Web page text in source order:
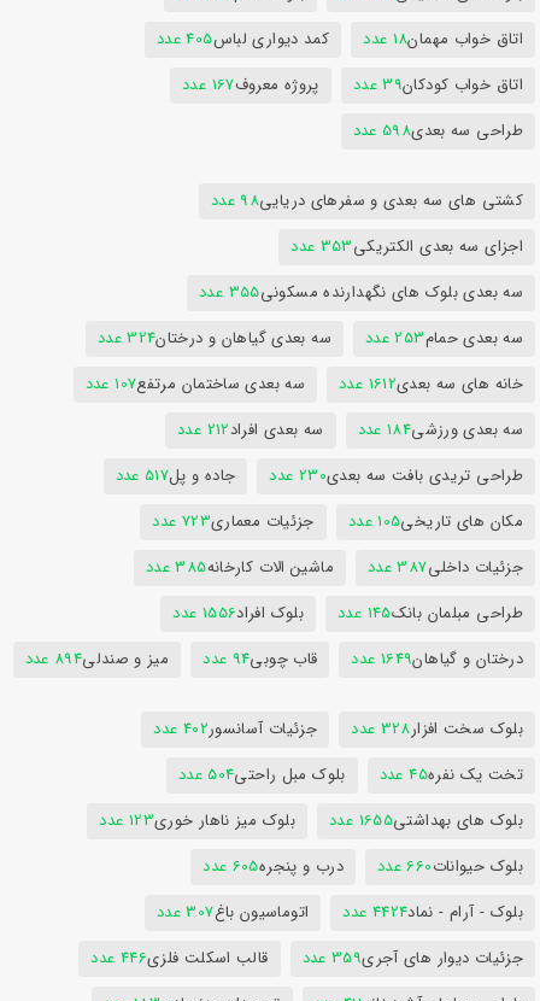
اتاق خواب مهمان18 عدد کمد دیواری لباس405 عدد
اتاق خواب کودکان39 عدد پروژه معروف167 عدد
طراحی سه بعدی598 عدد
کشتی های سه بعدی و سفرهای دریایی98 عدد
اجزای سه بعدی الکتریکی353 عدد
سه بعدی بلوک های نگهدارنده مسکونی355 عدد
سه بعدی حمام253 عدد سه بعدی گیاهان و درختان324 عدد
خانه های سه بعدی1612 عدد سه بعدی ساختمان مرتفع107 عدد
سه بعدی ورزشی184 عدد سه بعدی افراد212 عدد
طراحی تریدی بافت سه بعدی230 عدد جاده و پل517 عدد
مکان های تاریخی105 عدد جزئیات معماری723 عدد
جزئیات داخلی387 عدد ماشین الات کارخانه385 عدد
طراحی مبلمان بانک145 عدد بلوک افراد1556 عدد
درختان و گیاهان1649 عدد قاب چوبی94 عدد میز و صندلی894 عدد
بلوک سخت افزار328 عدد جزئیات آسانسور402 عدد
تخت یک نفره45 عدد بلوک مبل راحتی504 عدد
بلوک های بهداشتی1655 عدد بلوک میز ناهار خوری123 عدد
بلوک حیوانات660 عدد درب و پنجره605 عدد
بلوک - آرام - نماد4424 عدد اتوماسیون باغ307 عدد
جزئیات دیوار های آجری359 عدد قالب اسکلت فلزی446 عدد